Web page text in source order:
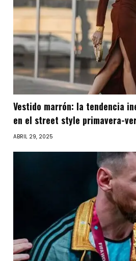
Vestido marrón: la tendencia
en el street style primavera-
ABRIL 29, 2025